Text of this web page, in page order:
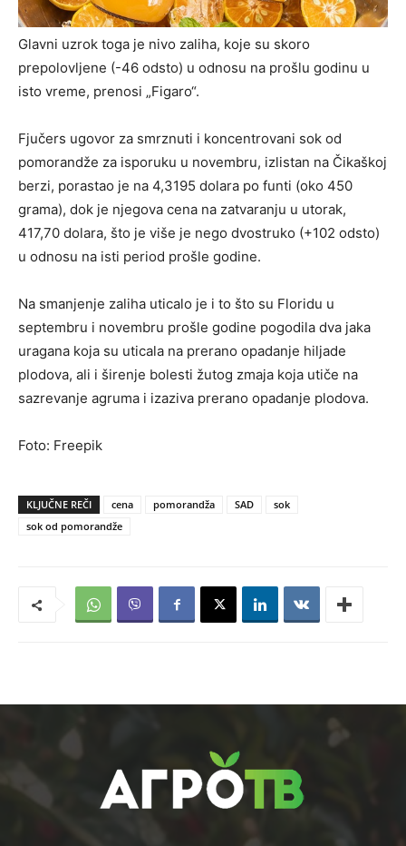
Glavni uzrok toga je nivo zaliha, koje su skoro
prepolovljene (-46 odsto) u odnosu na prošlu godinu u
isto vreme, prenosi „Figaro“.
Fjučers ugovor za smrznuti i koncentrovani sok od
pomorandže za isporuku u novembru, izlistan na Čikaškoj
berzi, porastao je na 4,3195 dolara po funti (oko 450
grama), dok je njegova cena na zatvaranju u utorak,
417,70 dolara, što je više je nego dvostruko (+102 odsto)
u odnosu na isti period prošle godine.
Na smanjenje zaliha uticalo je i to što su Floridu u
septembru i novembru prošle godine pogodila dva jaka
uragana koja su uticala na prerano opadanje hiljade
plodova, ali i širenje bolesti žutog zmaja koja utiče na
sazrevanje agruma i izaziva prerano opadanje plodova.
Foto: Freepik
KLJUČNE REČI cena pomorandža SAD
sok
sok od pomorandže